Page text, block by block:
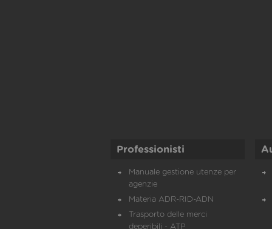
Professionisti
Manuale gestione utenze per
agenzie
Materia ADR-RID-ADN
Trasporto delle merci
deperibili - ATP